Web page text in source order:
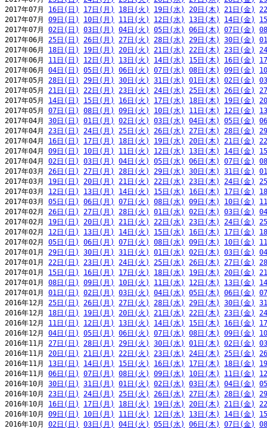
2017年07月 16日(日) 17日(月) 18日(火) 19日(水) 20日(木) 21日(金)
2017年07月 09日(日) 10日(月) 11日(火) 12日(水) 13日(木) 14日(金)
2017年07月 02日(日) 03日(月) 04日(火) 05日(水) 06日(木) 07日(金)
2017年06月 25日(日) 26日(月) 27日(火) 28日(水) 29日(木) 30日(金)
2017年06月 18日(日) 19日(月) 20日(火) 21日(水) 22日(木) 23日(金)
2017年06月 11日(日) 12日(月) 13日(火) 14日(水) 15日(木) 16日(金)
2017年06月 04日(日) 05日(月) 06日(火) 07日(水) 08日(木) 09日(金)
2017年05月 28日(日) 29日(月) 30日(火) 31日(水) 01日(木) 02日(金)
2017年05月 21日(日) 22日(月) 23日(火) 24日(水) 25日(木) 26日(金)
2017年05月 14日(日) 15日(月) 16日(火) 17日(水) 18日(木) 19日(金)
2017年05月 07日(日) 08日(月) 09日(火) 10日(水) 11日(木) 12日(金)
2017年04月 30日(日) 01日(月) 02日(火) 03日(水) 04日(木) 05日(金)
2017年04月 23日(日) 24日(月) 25日(火) 26日(水) 27日(木) 28日(金)
2017年04月 16日(日) 17日(月) 18日(火) 19日(水) 20日(木) 21日(金)
2017年04月 09日(日) 10日(月) 11日(火) 12日(水) 13日(木) 14日(金)
2017年04月 02日(日) 03日(月) 04日(火) 05日(水) 06日(木) 07日(金)
2017年03月 26日(日) 27日(月) 28日(火) 29日(水) 30日(木) 31日(金)
2017年03月 19日(日) 20日(月) 21日(火) 22日(水) 23日(木) 24日(金)
2017年03月 12日(日) 13日(月) 14日(火) 15日(水) 16日(木) 17日(金)
2017年03月 05日(日) 06日(月) 07日(火) 08日(水) 09日(木) 10日(金)
2017年02月 26日(日) 27日(月) 28日(火) 01日(水) 02日(木) 03日(金)
2017年02月 19日(日) 20日(月) 21日(火) 22日(水) 23日(木) 24日(金)
2017年02月 12日(日) 13日(月) 14日(火) 15日(水) 16日(木) 17日(金)
2017年02月 05日(日) 06日(月) 07日(火) 08日(水) 09日(木) 10日(金)
2017年01月 29日(日) 30日(月) 31日(火) 01日(水) 02日(木) 03日(金)
2017年01月 22日(日) 23日(月) 24日(火) 25日(水) 26日(木) 27日(金)
2017年01月 15日(日) 16日(月) 17日(火) 18日(水) 19日(木) 20日(金)
2017年01月 08日(日) 09日(月) 10日(火) 11日(水) 12日(木) 13日(金)
2017年01月 01日(日) 02日(月) 03日(火) 04日(水) 05日(木) 06日(金)
2016年12月 25日(日) 26日(月) 27日(火) 28日(水) 29日(木) 30日(金)
2016年12月 18日(日) 19日(月) 20日(火) 21日(水) 22日(木) 23日(金)
2016年12月 11日(日) 12日(月) 13日(火) 14日(水) 15日(木) 16日(金)
2016年12月 04日(日) 05日(月) 06日(火) 07日(水) 08日(木) 09日(金)
2016年11月 27日(日) 28日(月) 29日(火) 30日(水) 01日(木) 02日(金)
2016年11月 20日(日) 21日(月) 22日(火) 23日(水) 24日(木) 25日(金)
2016年11月 13日(日) 14日(月) 15日(火) 16日(水) 17日(木) 18日(金)
2016年11月 06日(日) 07日(月) 08日(火) 09日(水) 10日(木) 11日(金)
2016年10月 30日(日) 31日(月) 01日(火) 02日(水) 03日(木) 04日(金)
2016年10月 23日(日) 24日(月) 25日(火) 26日(水) 27日(木) 28日(金)
2016年10月 16日(日) 17日(月) 18日(火) 19日(水) 20日(木) 21日(金)
2016年10月 09日(日) 10日(月) 11日(火) 12日(水) 13日(木) 14日(金)
2016年10月 02日(日) 03日(月) 04日(火) 05日(水) 06日(木) 07日(金)